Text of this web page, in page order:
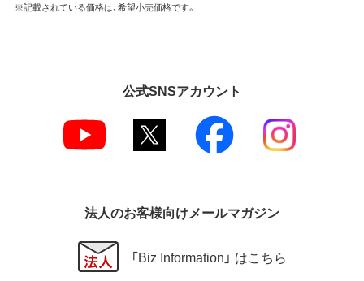
※記載されている価格は、希望小売価格です。
公式SNSアカウント
法人のお客様向けメールマガジン
「Biz Information」 はこちら